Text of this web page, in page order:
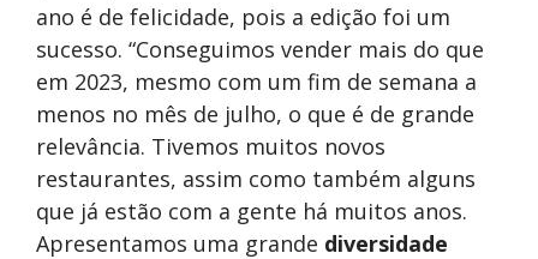
ano é de felicidade, pois a edição foi um
sucesso. “Conseguimos vender mais do que
em 2023, mesmo com um fim de semana a
menos no mês de julho, o que é de grande
relevância. Tivemos muitos novos
restaurantes, assim como também alguns
que já estão com a gente há muitos anos.
Apresentamos uma grande diversidade